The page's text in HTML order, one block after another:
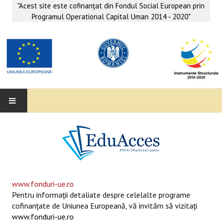
"Acest site este cofinanţat din Fondul Social European prin
Programul Operational Capital Uman 2014 - 2020"
SUPORT EDUCAȚIONAL MATEMATICĂ- INFORMATICĂ
SERVICII PSIHO-SOCIALE
www.fonduri-ue.ro
Pentru informaţii detaliate despre celelalte programe
cofinanţate de Uniunea Europeană, vă invităm să vizitaţi
www.fonduri-ue.ro